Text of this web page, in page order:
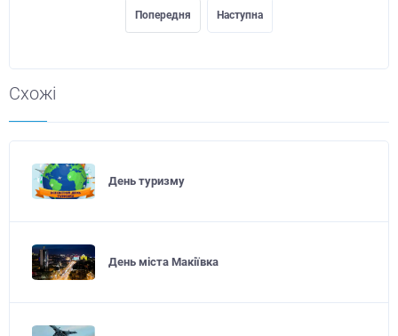
Попередня Наступна
Схожі
День туризму
День міста Макіївка